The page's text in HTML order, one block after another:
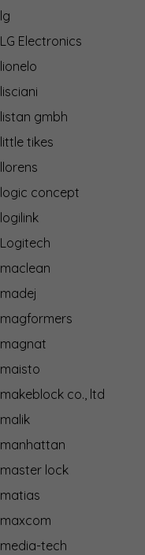
lg
LG Electronics
lionelo
lisciani
listan gmbh
little tikes
llorens
logic concept
logilink
Logitech
maclean
madej
magformers
magnat
maisto
makeblock co., ltd
malik
manhattan
master lock
matias
maxcom
media-tech